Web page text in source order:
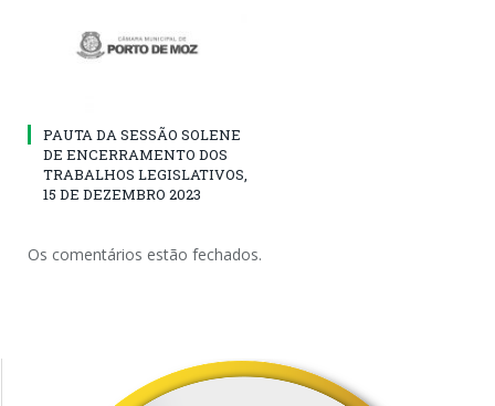
PAUTA DA SESSÃO SOLENE
DE ENCERRAMENTO DOS
TRABALHOS LEGISLATIVOS,
15 DE DEZEMBRO 2023
Os comentários estão fechados.